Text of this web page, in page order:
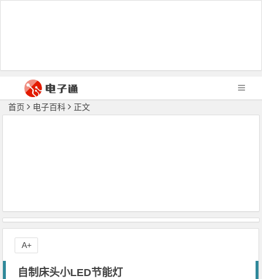
首页 电子百科 正文
自制床头小LED节能灯
A+